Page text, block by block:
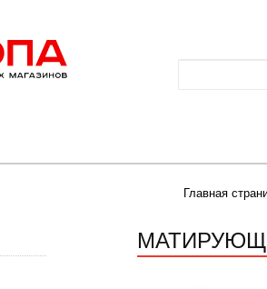
Главная